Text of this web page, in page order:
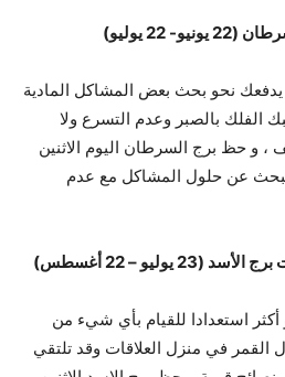
22 يوليو)
يدفعك نحو بحث بعض المشاكل المادية
الفلك بالصبر وعدم التسرع ولا
، و حظ برج السرطان اليوم الاثنين
مناسب للبحث عن حلول المشاكل مع عدم
يوليو – 22 أغسطس)
استعدادا للقيام بأي شيء من
القمر في منزل العلاقات وقد تلتقي